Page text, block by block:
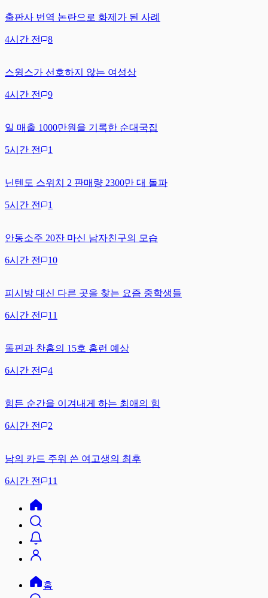
출판사 번역 논란으로 화제가 된 사례
4시간 전 8
스윙스가 선호하지 않는 여성상
4시간 전 9
일 매출 1000만원을 기록한 순대국집
5시간 전 1
닌텐도 스위치 2 판매량 2300만 대 돌파
5시간 전 1
안동소주 20잔 마신 남자친구의 모습
6시간 전 10
피시방 대신 다른 곳을 찾는 요즘 중학생들
6시간 전 11
돌핀과 찬홈의 15호 홈런 예상
6시간 전 4
힘든 순간을 이겨내게 하는 최애의 힘
6시간 전 2
남의 카드 주워 쓴 여고생의 최후
6시간 전 11
홈